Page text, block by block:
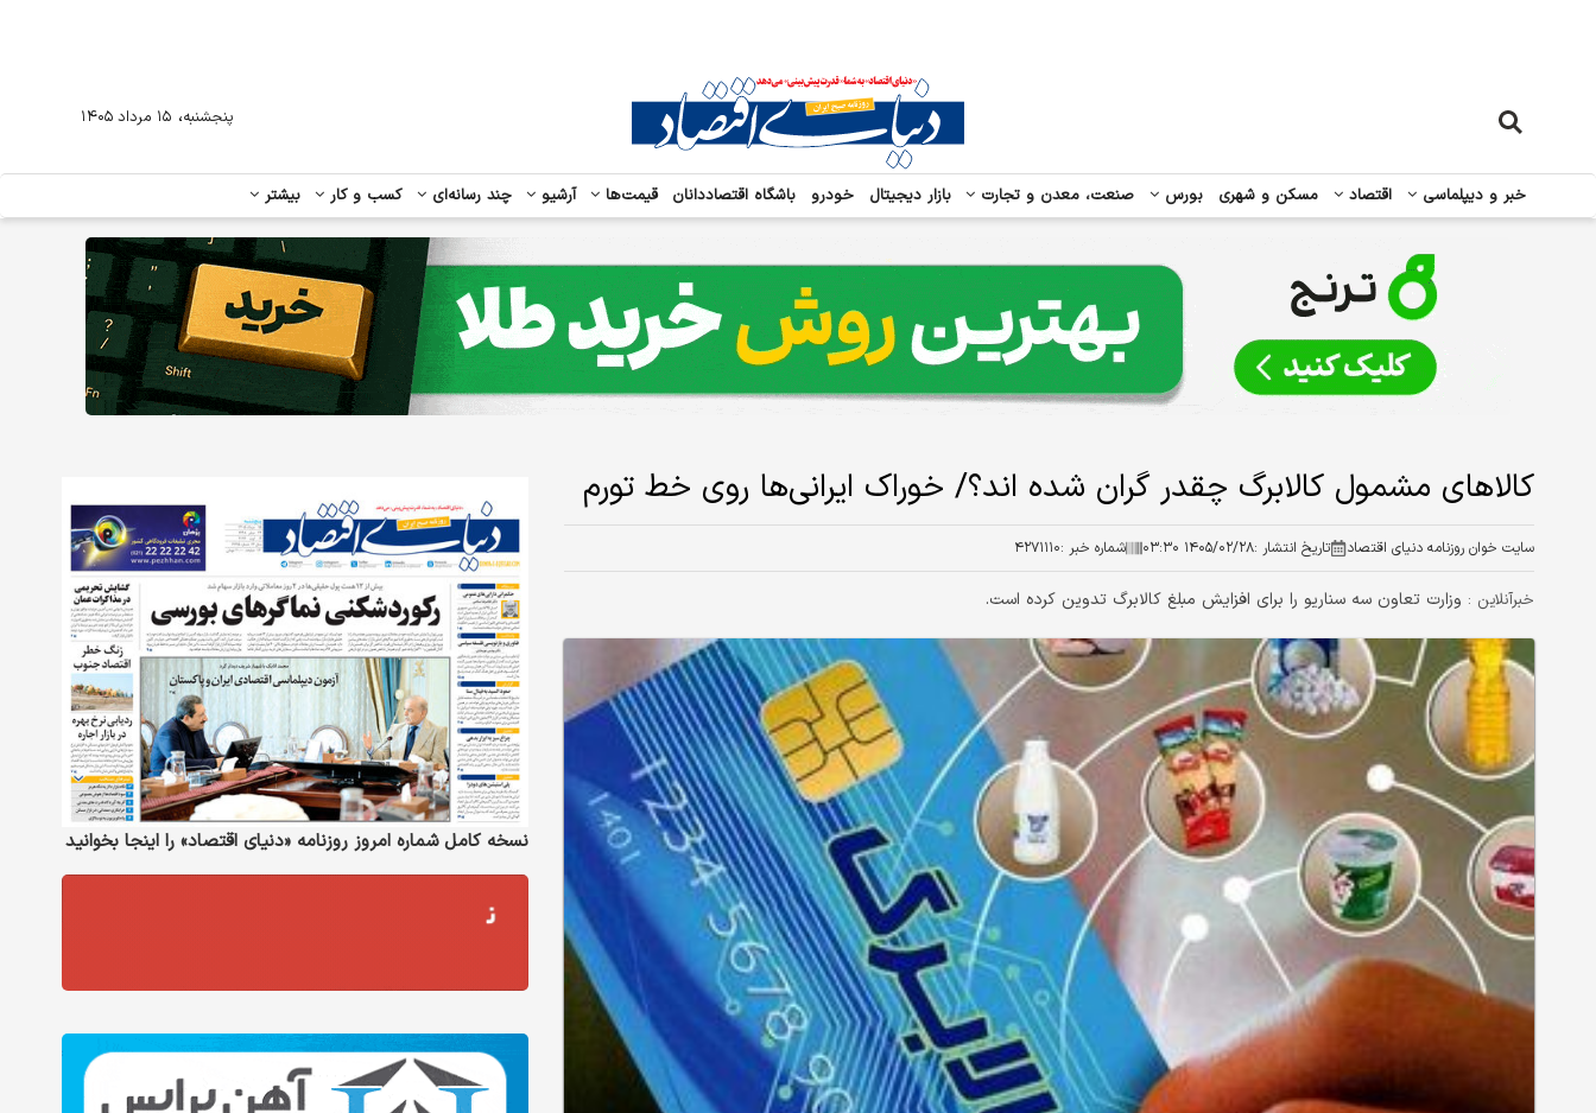
خبر و دیپلماسی اقتصاد مسکن و شهری بورس صنعت، معدن و تجارت بازار دیجیتال خودرو باشگاه اقتصاددانان قیمت‌ها آرشیو چند رسانه‌ای کسب و کار بیشتر
پنجشنبه، ۱۵ مرداد ۱۴۰۵
کالاهای مشمول کالابرگ چقدر گران شده اند؟/ خوراک ایرانی‌ها روی خط تورم
سایت خوان روزنامه دنیای اقتصاد تاریخ انتشار :۱۴۰۵/۰۲/۲۸ ۰۳:۳۰ شماره خبر :۴۲۷۱۱۱۰
خبرآنلاین : وزارت تعاون سه سناریو را برای افزایش مبلغ کالابرگ تدوین کرده است.
نسخه کامل شماره امروز روزنامه «دنیای‌ اقتصاد» را اینجا بخوانید